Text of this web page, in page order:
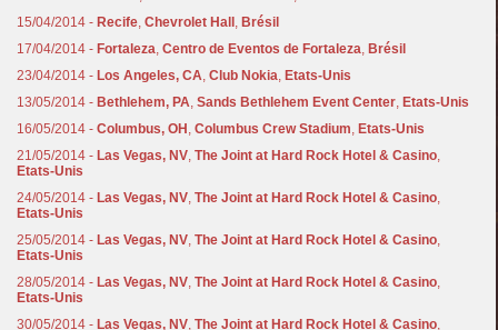
15/04/2014 - Recife,Chevrolet Hall , Brésil
17/04/2014 - Fortaleza,Centro de Eventos de Fortaleza, Brésil
23/04/2014 - Los Angeles, CA,Club Nokia, Etats-Unis
13/05/2014 - Bethlehem, PA,Sands Bethlehem Event Center, Etats-Unis
16/05/2014 -Columbus, OH ,Columbus Crew Stadium, Etats-Unis
21/05/2014 - Las Vegas, NV,The Joint at Hard Rock Hotel & Casino,
Etats-Unis
24/05/2014 - Las Vegas, NV,The Joint at Hard Rock Hotel & Casino,
Etats-Unis
25/05/2014 - Las Vegas, NV,The Joint at Hard Rock Hotel & Casino,
Etats-Unis
28/05/2014 - Las Vegas, NV,The Joint at Hard Rock Hotel & Casino,
Etats-Unis
30/05/2014 - Las Vegas, NV,The Joint at Hard Rock Hotel & Casino,